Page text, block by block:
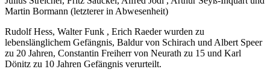
Martin Bormann (letzterer in Abwesenheit)
Rudolf Hess, Walter Funk , Erich Raeder wurden zu
lebenslänglichem Gefängnis, Baldur von Schirach und Albert Speer
zu 20 Jahren, Constantin Freiherr von Neurath zu 15 und Karl
Dönitz zu 10 Jahren Gefängnis verurteilt.